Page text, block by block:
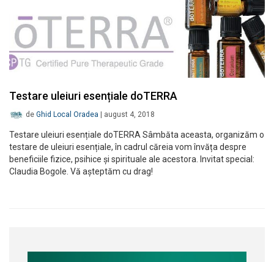
Testare uleiuri esențiale doTERRA
de Ghid Local Oradea august 4, 2018
Testare uleiuri esențiale doTERRA Sâmbăta aceasta, organizăm o
testare de uleiuri esențiale, în cadrul căreia vom învăța despre
beneficiile fizice, psihice și spirituale ale acestora. Invitat special:
Claudia Bogole. Vă așteptăm cu drag!